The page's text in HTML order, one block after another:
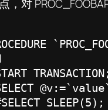
，对
TRANSACTION;
SLEEP(5);